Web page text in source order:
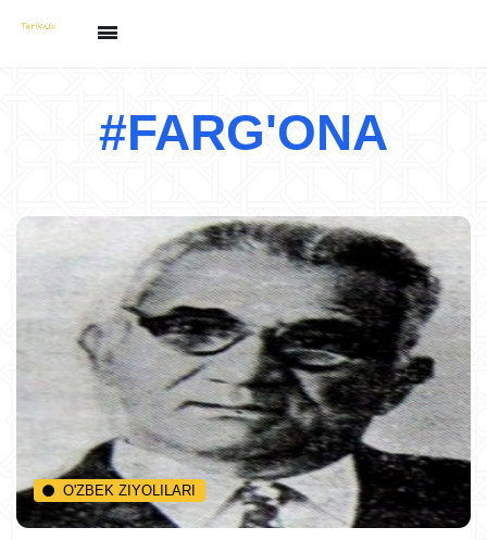
#FARG'ONA
O'ZBEK ZIYOLILARI